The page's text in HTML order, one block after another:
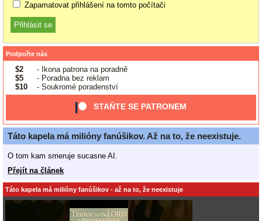
Zapamatovat přihlášení na tomto počítači
Podpořte nás
$2
- Ikona patrona na poradně
$5
- Poradna bez reklam
$10
- Soukromé poradenství
STAŇTE SE PATRONEM
Táto kapela má milióny fanúšikov. Až na to, že neexistuje.
O tom kam smeruje sucasne AI.
Přejít na článek
Táto kapela má milióny fanúšikov - až na to, že neexistuje